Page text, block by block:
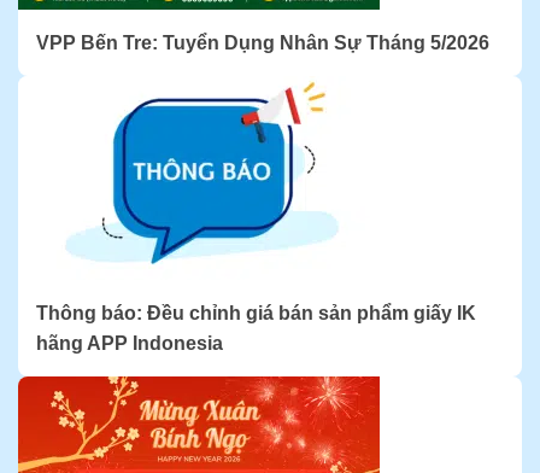
VPP Bến Tre: Tuyển Dụng Nhân Sự Tháng 5/2026
Thông báo: Đều chỉnh giá bán sản phẩm giấy IK
hãng APP Indonesia